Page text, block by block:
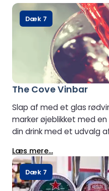
The Cove Vinbar
Slap af med et glas
marker øjeblikket med
din drink med et udvalg
tilbage og nyde rejsen.
Læs mere...
Dæk 7
Dæk 7